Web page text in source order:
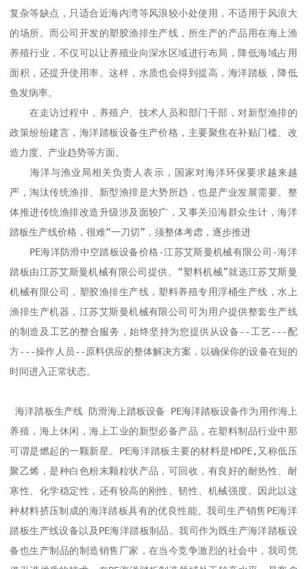
复杂等缺点，只适合近海内湾等风浪较小处使用，不适用于风浪大
的场所。而公司开发的塑胶渔排生产线，所生产的产品用在海上渔
养殖行业，不仅可以让养殖业向深水区域进行布局，降低海域占用
面积，还提升使用率。这样，水质也会得到提高，海洋踏板，降低
鱼发病率。
在走访过程中，养殖户、技术人员和部门干部，对新型渔排的
政策纷纷建言，海洋踏板设备生产价格，主要聚焦在补贴门槛、改
造力度、产业趋势等方面。
海洋与渔业局相关负责人表示，国家对海洋环保要求越来越
严，淘汰传统渔排、新型渔排是大势所趋，也是产业发展需要。整
体推进传统渔排改造升级涉及面较广，又事关沿海群众生计，海洋
踏板生产线价格，很难“一刀切”，须整体考虑，逐步推进
PE海洋防滑中空踏板设备价格-江苏艾斯曼机械有限公司-海洋
踏板由江苏艾斯曼机械有限公司提供。“塑料机械”就选江苏艾斯曼
机械有限公司，塑胶渔排生产线，塑料养殖专用浮桶生产线，水上
渔排生产机器，江苏艾斯曼机械有限公司可为用户提供整套生产线
的制造及工艺的整合服务，始终坚持为您提供从设备--工艺---配
方---操作人员--原料供应的整体解决方案，以确保你的设备在短的
时间进入正常状态。
海洋踏板生产线 防滑海上踏板设备 PE海洋踏板设备作为用作海上
养殖，海上休闲，海上工业的新型必备产品，在塑料制品行业中那
可谓是燃起的一颗新星。PE海洋踏板主要的材料是HDPE,又称低压
聚乙烯，是种白色粉末颗粒状产品，可回收，有良好的耐热性、耐
寒性、化学稳定性，还有较高的刚性、韧性、机械强度。因此以这
种材料挤压制成的海洋踏板具有的优良性能。我司生产销售PE海洋
踏板生产线设备以及PE海洋踏板制品。我司作为既生产海洋踏板设
备也生产制品的制造销售厂家，在当今竞争激烈的社会中，我司凭